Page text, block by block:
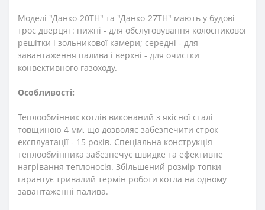
Моделі "Данко-20ТН" та "Данко-27ТН" мають у будові
троє дверцят: нижні - для обслуговування колосникової
решітки і зольникової камери; середні - для
завантаження палива і верхні - для очистки
конвективного газоходу.
Особливості:
Теплообмінник котлів виконаний з якісної сталі
товщиною 4 мм, що дозволяє забезпечити строк
експлуатації - 15 років. Спеціальна конструкція
теплообмінника забезпечує швидке та ефективне
нагрівання теплоносія. Збільшений розмір топки
гарантує тривалий термін роботи котла на одному
завантаженні палива.